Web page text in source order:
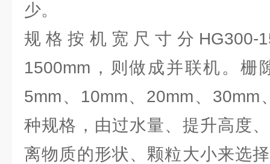
少。
规格按机宽尺寸分HG300-
1500mm，则做成并联机。栅
5mm、10mm、20mm、30mm
种规格，由过水量、提升高度
离物质的形状、颗粒大小来选